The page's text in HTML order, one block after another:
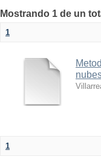
Mostrando 1 de un
1
1